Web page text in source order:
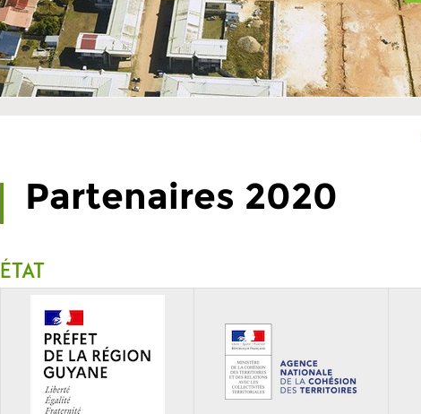
Partenaires 2020
État